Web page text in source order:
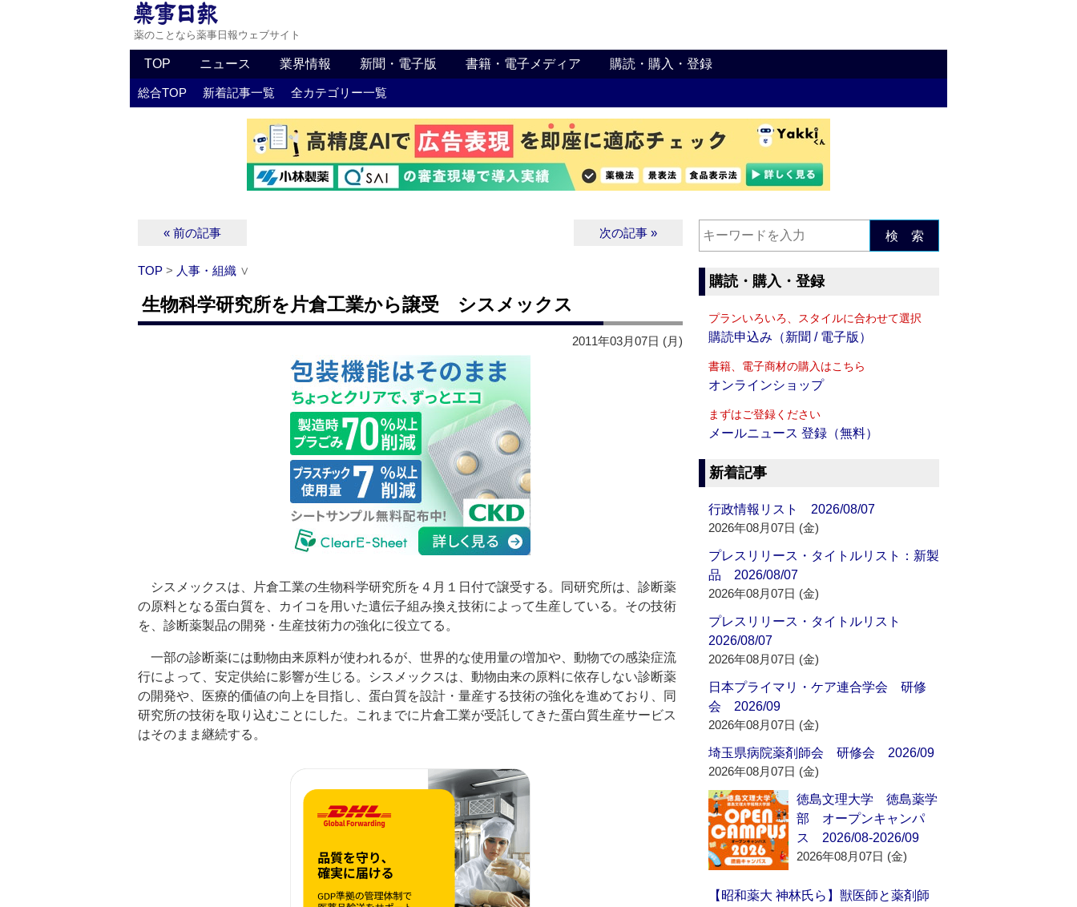
薬のことなら薬事日報ウェブサイト
TOP ニュース 業界情報 新聞・電子版 書籍・電子メディア 購読・購入・登録
総合TOP 新着記事一覧 全カテゴリー一覧
« 前の記事 次の記事 »
TOP > 人事・組織 ∨
生物科学研究所を片倉工業から譲受 シスメックス
2011年03月07日 (月)
シスメックスは、片倉工業の生物科学研究所を４月１日付で譲受する。同研究所は、診断薬
の原料となる蛋白質を、カイコを用いた遺伝子組み換え技術によって生産している。その技術
を、診断薬製品の開発・生産技術力の強化に役立てる。
一部の診断薬には動物由来原料が使われるが、世界的な使用量の増加や、動物での感染症流
行によって、安定供給に影響が生じる。シスメックスは、動物由来の原料に依存しない診断薬
の開発や、医療的価値の向上を目指し、蛋白質を設計・量産する技術の強化を進めており、同
研究所の技術を取り込むことにした。これまでに片倉工業が受託してきた蛋白質生産サービス
はそのまま継続する。
検 索
購読・購入・登録
プランいろいろ、スタイルに合わせて選択
購読申込み（新聞 / 電子版）
書籍、電子商材の購入はこちら
オンラインショップ
まずはご登録ください
メールニュース 登録（無料）
新着記事
行政情報リスト 2026/08/07
2026年08月07日 (金)
プレスリリース・タイトルリスト：新製
品 2026/08/07
2026年08月07日 (金)
プレスリリース・タイトルリスト
2026/08/07
2026年08月07日 (金)
日本プライマリ・ケア連合学会 研修
会 2026/09
2026年08月07日 (金)
埼玉県病院薬剤師会 研修会 2026/09
2026年08月07日 (金)
徳島文理大学 徳島薬学
部 オープンキャンパ
ス 2026/08-2026/09
2026年08月07日 (金)
【昭和薬大 神林氏ら】獣医師と薬剤師